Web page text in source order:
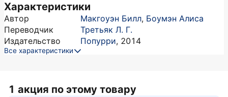
Характеристики
Автор Макгоуэн Билл, Боумэн Алиса
Переводчик
Третьяк Л. Г.
Издательство
Попурри, 2014
Все характеристики
1 акция по этому товару